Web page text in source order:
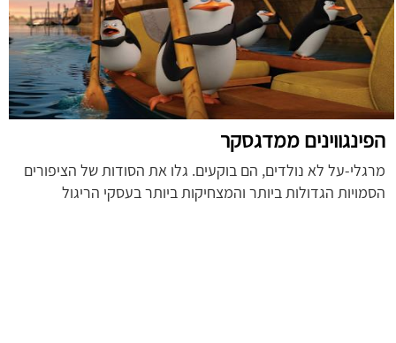
הפינגווינים ממדגסקר
מרגלי-על לא נולדים, הם בוקעים. גלו את הסודות של הציפורים
הסמויות הגדולות ביותר והמצחיקות ביותר בעסקי הריגול